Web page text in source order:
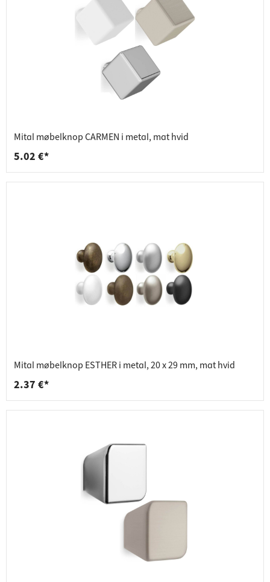
Mital møbelknop CARMEN i metal, mat hvid
5.02 €*
Mital møbelknop ESTHER i metal, 20 x 29 mm, mat hvid
2.37 €*